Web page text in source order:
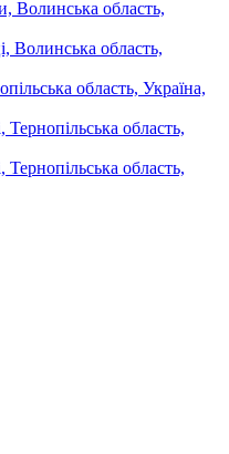
Волинська область,
Волинська область,
область, Україна,
Тернопільська область,
Тернопільська область,